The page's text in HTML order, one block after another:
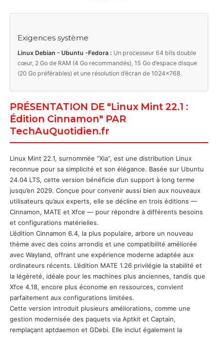
Exigences système
Linux Debian - Ubuntu -Fedora : Un processeur 64 bits double
cœur, 2 Go de RAM (4 Go recommandés), 15 Go d’espace disque
(20 Go préférables) et une résolution d’écran de 1024x768.
PRÉSENTATION DE "Linux Mint 22.1 :
Édition Cinnamon" PAR
TechAuQuotidien.fr
Linux Mint 22.1, surnommée “Xia”, est une distribution Linux
reconnue pour sa simplicité et son élégance. Basée sur Ubuntu
24.04 LTS, cette version bénéficie d’un support à long terme
jusqu’en 2029. Conçue pour convenir aussi bien aux nouveaux
utilisateurs qu’aux experts, elle se décline en trois éditions —
Cinnamon, MATE et Xfce — pour répondre à différents besoins
et configurations matérielles.
L’édition Cinnamon 6.4, la plus populaire, arbore un nouveau
thème avec des coins arrondis et une compatibilité améliorée
avec Wayland, offrant une expérience moderne adaptée aux
ordinateurs récents. L’édition MATE 1.26 privilégie la stabilité et
la légèreté, idéale pour les machines plus anciennes, tandis que
Xfce 4.18, encore plus économe en ressources, convient
parfaitement aux configurations limitées.
Cette version introduit plusieurs améliorations, comme une
gestion modernisée des paquets via Aptkit et Captain,
remplaçant aptdaemon et GDebi. Elle inclut également la